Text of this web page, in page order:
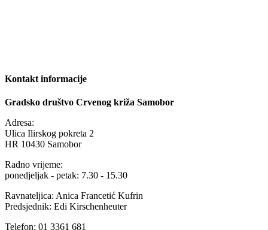
Kontakt informacije
Gradsko društvo Crvenog križa Samobor
Adresa:
Ulica Ilirskog pokreta 2
HR 10430 Samobor
Radno vrijeme:
ponedjeljak - petak: 7.30 - 15.30
Ravnateljica: Anica Francetić Kufrin
Predsjednik: Edi Kirschenheuter
Telefon: 01 3361 681